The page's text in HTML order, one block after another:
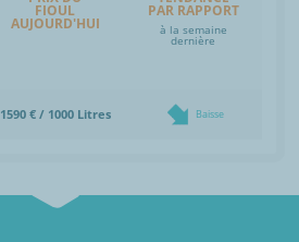
FIOUL
AUJOURD'HUI
PAR RAPPORT
à la semaine
dernière
1590 € / 1000 Litres Baisse